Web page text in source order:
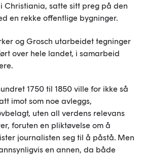
Christiania, satte sitt preg på den
en rekke offentlige bygninger.
og Grosch utarbeidet tegninger
over hele landet, i samarbeid
1750 til 1850 ville for ikke så
imot som noe avleggs,
uten all verdens relevans
foruten en pliktøvelse om å
journalisten seg til å påstå. Men
en annen, da både